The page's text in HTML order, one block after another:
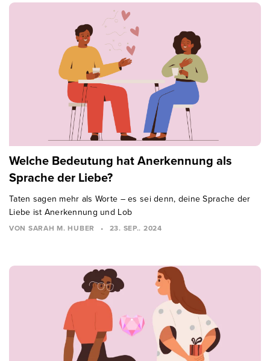
Welche Bedeutung hat Anerkennung als
Sprache der Liebe?
Taten sagen mehr als Worte – es sei denn, deine Sprache der
Liebe ist Anerkennung und Lob
VON SARAH M. HUBER • 23. SEP.. 2024